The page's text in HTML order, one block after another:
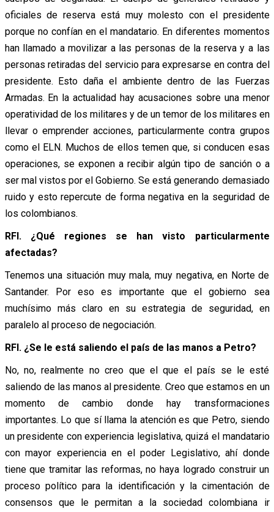
oficiales de reserva está muy molesto con el presidente
porque no confían en el mandatario. En diferentes momentos
han llamado a movilizar a las personas de la reserva y a las
personas retiradas del servicio para expresarse en contra del
presidente. Esto daña el ambiente dentro de las Fuerzas
Armadas. En la actualidad hay acusaciones sobre una menor
operatividad de los militares y de un temor de los militares en
llevar o emprender acciones, particularmente contra grupos
como el ELN. Muchos de ellos temen que, si conducen esas
operaciones, se exponen a recibir algún tipo de sanción o a
ser mal vistos por el Gobierno. Se está generando demasiado
ruido y esto repercute de forma negativa en la seguridad de
los colombianos.
RFI. ¿Qué regiones se han visto particularmente
afectadas?
Tenemos una situación muy mala, muy negativa, en Norte de
Santander. Por eso es importante que el gobierno sea
muchísimo más claro en su estrategia de seguridad, en
paralelo al proceso de negociación.
RFI. ¿Se le está saliendo el país de las manos a Petro?
No, no, realmente no creo que el que el país se le esté
saliendo de las manos al presidente. Creo que estamos en un
momento de cambio donde hay transformaciones
importantes. Lo que sí llama la atención es que Petro, siendo
un presidente con experiencia legislativa, quizá el mandatario
con mayor experiencia en el poder Legislativo, ahí donde
tiene que tramitar las reformas, no haya logrado construir un
proceso político para la identificación y la cimentación de
consensos que le permitan a la sociedad colombiana ir